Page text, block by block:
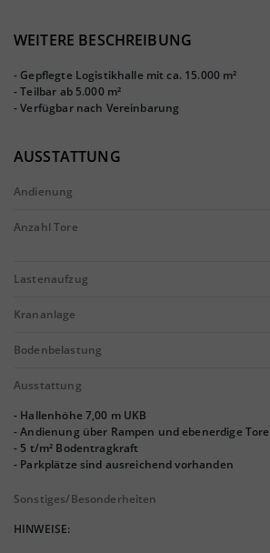
WEITERE BESCHREIBUNG
- Gepflegte Logistikhalle mit ca. 15.000 m²
- Teilbar ab 5.000 m²
- Verfügbar nach Vereinbarung
AUSSTATTUNG
Andienung
Anzahl Tore
Lastenaufzug
Krananlage
Bodenbelastung
Ausstattung
- Hallenhöhe 7,00 m UKB
- Andienung über Rampen und ebenerdige Tore
- 5 t/m² Bodentragkraft
- Parkplätze sind ausreichend vorhanden
Sonstiges/Besonderheiten
HINWEISE: